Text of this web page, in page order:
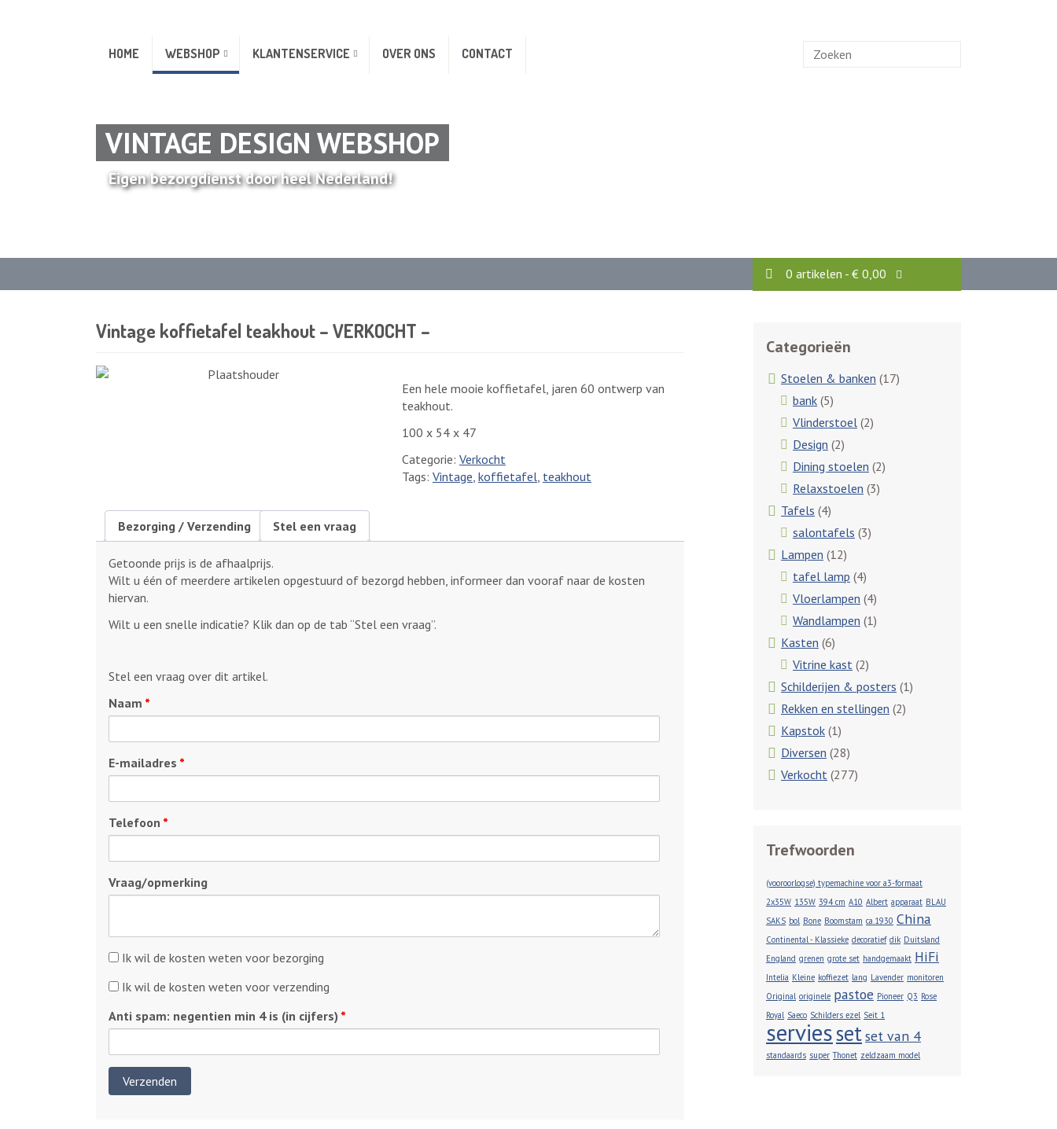
HOME WEBSHOP KLANTENSERVICE OVER ONS CONTACT
Zoek
VINTAGE DESIGN WEBSHOP
Eigen bezorgdienst door heel Nederland!
0 artikelen - € 0,00
Vintage koffietafel teakhout – VERKOCHT –
Een hele mooie koffietafel, jaren 60 ontwerp van
teakhout.
100 x 54 x 47
Categorie: Verkocht
Tags: Vintage, koffietafel, teakhout
Bezorging / Verzending Stel een vraag
Getoonde prijs is de afhaalprijs.
Wilt u één of meerdere artikelen opgestuurd of bezorgd hebben, informeer dan vooraf naar de kosten
hiervan.
Wilt u een snelle indicatie? Klik dan op de tab “Stel een vraag”.
Stel een vraag over dit artikel.
Naam *
E-mailadres *
Telefoon *
Vraag/opmerking
Kosten
Ik wil de kosten weten voor bezorging
Kosten
Ik wil de kosten weten voor verzending
Anti spam: negentien min 4 is (in cijfers) *
Categorieën
Stoelen & banken (17)
bank (5)
Vlinderstoel (2)
Design (2)
Dining stoelen (2)
Relaxstoelen (3)
Tafels (4)
salontafels (3)
Lampen (12)
tafel lamp (4)
Vloerlampen (4)
Wandlampen (1)
Kasten (6)
Vitrine kast (2)
Schilderijen & posters (1)
Rekken en stellingen (2)
Kapstok (1)
Diversen (28)
Verkocht (277)
Trefwoorden
(vooroorlogse) typemachine voor a3-formaat
2x35W 135W 394 cm A10 Albert apparaat BLAU
SAKS bol Bone Boomstam ca.1930 China
Continental - Klassieke decoratief dik Duitsland
England grenen grote set handgemaakt HiFi
Intelia Kleine koffiezet lang Lavender monitoren
Original originele pastoe Pioneer Q3 Rose
Royal Saeco Schilders ezel Seit 1
serviessetset van 4
standaards super Thonet zeldzaam model